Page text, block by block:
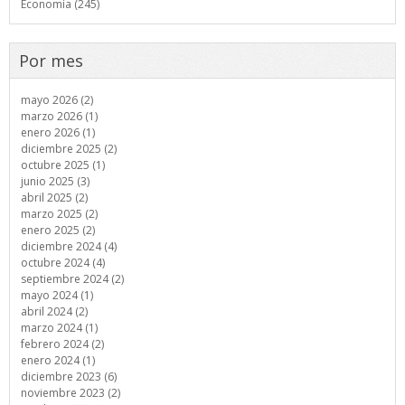
Economía (245)
Por mes
mayo 2026 (2)
marzo 2026 (1)
enero 2026 (1)
diciembre 2025 (2)
octubre 2025 (1)
junio 2025 (3)
abril 2025 (2)
marzo 2025 (2)
enero 2025 (2)
diciembre 2024 (4)
octubre 2024 (4)
septiembre 2024 (2)
mayo 2024 (1)
abril 2024 (2)
marzo 2024 (1)
febrero 2024 (2)
enero 2024 (1)
diciembre 2023 (6)
noviembre 2023 (2)